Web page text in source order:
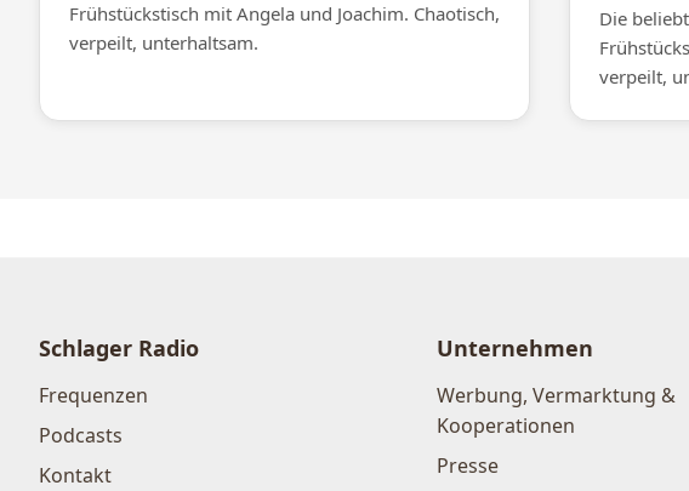
Frühstückstisch mit Angela und Joachim. Chaotisch,
verpeilt, unterhaltsam.
Die
verpeilt,
Schlager Radio
Frequenzen
Podcasts
Kontakt
Unternehmen
Werbung, Vermarktung &
Kooperationen
Presse